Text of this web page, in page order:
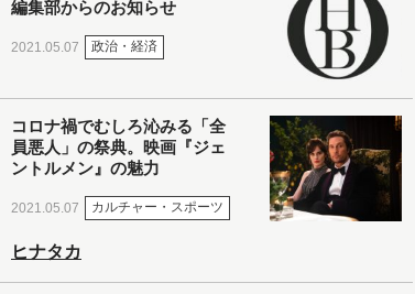
編集部からのお知らせ
2021.05.07 政治・経済
コロナ禍でむしろ沁みる「全
員悪人」の祭典。映画『ジェ
ントルメン』の魅力
2021.05.07 カルチャー・スポーツ
ヒナタカ